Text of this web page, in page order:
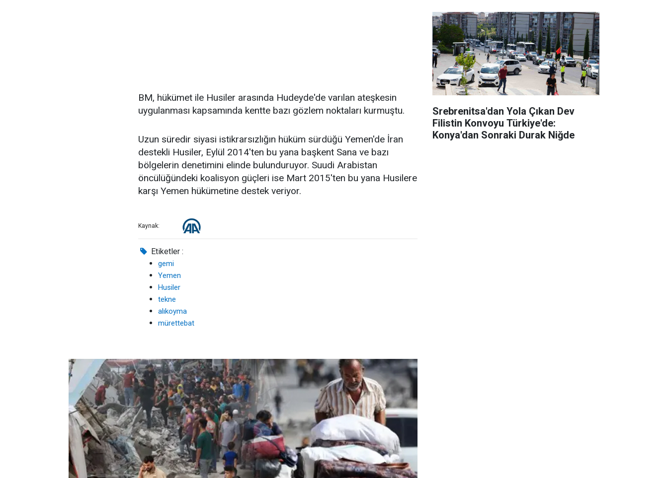
BM, hükümet ile Husiler arasında Hudeyde'de varılan ateşkesin
uygulanması kapsamında kentte bazı gözlem noktaları kurmuştu.
Uzun süredir siyasi istikrarsızlığın hüküm sürdüğü Yemen'de İran
destekli Husiler, Eylül 2014'ten bu yana başkent Sana ve bazı
bölgelerin denetimini elinde bulunduruyor. Suudi Arabistan
öncülüğündeki koalisyon güçleri ise Mart 2015'ten bu yana Husilere
karşı Yemen hükümetine destek veriyor.
Kaynak:
Etiketler :
gemi
Yemen
Husiler
tekne
alıkoyma
mürettebat
Srebrenitsa'dan Yola Çıkan Dev
Filistin Konvoyu Türkiye'de:
Konya'dan Sonraki Durak Niğde